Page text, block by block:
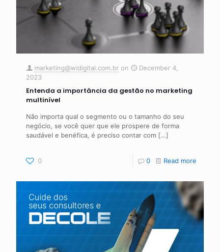
marketing@widigital.com.br on
December 4,
2023
Entenda a importância da gestão no marketing
multinível
Não importa qual o segmento ou o tamanho do seu
negócio, se você quer que ele prospere de forma
saudável e benéfica, é preciso contar com […]
0 0 Read more